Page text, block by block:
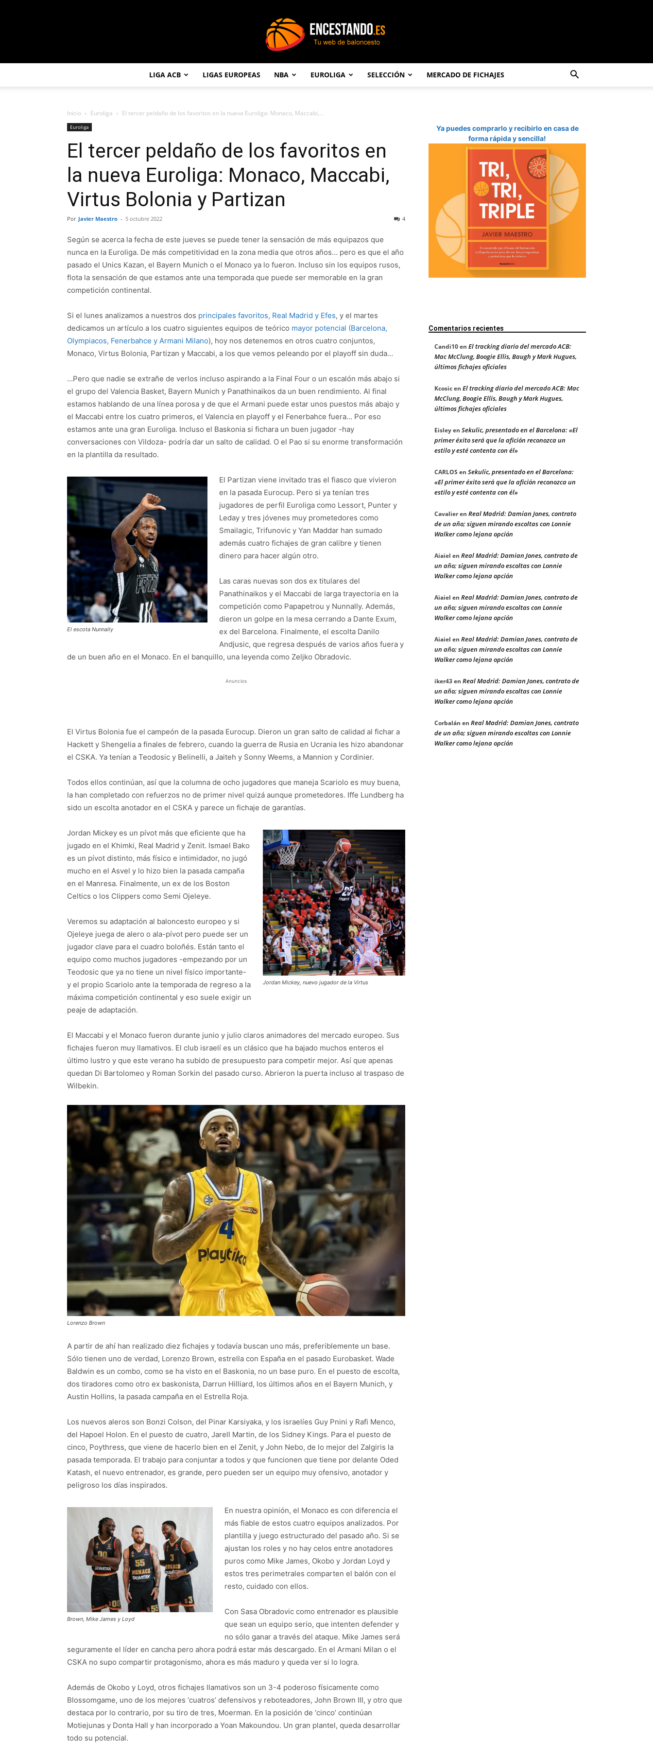
LIGA ACB LIGAS EUROPEAS NBA EUROLIGA SELECCIÓN MERCADO DE FICHAJES
Inicio Euroliga El tercer peldaño de los favoritos en la nueva Euroliga: Monaco, Maccabi,...
Euroliga
El tercer peldaño de los favoritos en
la nueva Euroliga: Monaco, Maccabi,
Virtus Bolonia y Partizan
Por Javier Maestro - 5 octubre 2022 4
Según se acerca la fecha de este jueves se puede tener la sensación de más equipazos que
nunca en la Euroliga. De más competitividad en la zona media que otros años… pero es que el año
pasado el Unics Kazan, el Bayern Munich o el Monaco ya lo fueron. Incluso sin los equipos rusos,
flota la sensación de que estamos ante una temporada que puede ser memorable en la gran
competición continental.
Si el lunes analizamos a nuestros dos principales favoritos, Real Madrid y Efes, y el martes
dedicamos un artículo a los cuatro siguientes equipos de teórico mayor potencial (Barcelona,
Olympiacos, Fenerbahce y Armani Milano), hoy nos detenemos en otros cuatro conjuntos,
Monaco, Virtus Bolonia, Partizan y Maccabi, a los que vemos peleando por el playoff sin duda…
…Pero que nadie se extrañe de verlos incluso aspirando a la Final Four o un escalón más abajo si
el grupo del Valencia Basket, Bayern Munich y Panathinaikos da un buen rendimiento. Al final
estamos hablando de una línea porosa y de que el Armani puede estar unos puestos más abajo y
el Maccabi entre los cuatro primeros, el Valencia en playoff y el Fenerbahce fuera… Por eso
estamos ante una gran Euroliga. Incluso el Baskonia si fichara un buen jugador -hay
conversaciones con Vildoza- podría dar un salto de calidad. O el Pao si su enorme transformación
en la plantilla da resultado.
El escota Nunnally
El Partizan viene invitado tras el fiasco que vivieron
en la pasada Eurocup. Pero si ya tenían tres
jugadores de perfil Euroliga como Lessort, Punter y
Leday y tres jóvenes muy prometedores como
Smailagic, Trifunovic y Yan Maddar han sumado
además cuatro fichajes de gran calibre y tienen
dinero para hacer algún otro.
Las caras nuevas son dos ex titulares del
Panathinaikos y el Maccabi de larga trayectoria en la
competición como Papapetrou y Nunnally. Además,
dieron un golpe en la mesa cerrando a Dante Exum,
ex del Barcelona. Finalmente, el escolta Danilo
Andjusic, que regresa después de varios años fuera y
de un buen año en el Monaco. En el banquillo, una leyenda como Zeljko Obradovic.
Anuncios
El Virtus Bolonia fue el campeón de la pasada Eurocup. Dieron un gran salto de calidad al fichar a
Hackett y Shengelia a finales de febrero, cuando la guerra de Rusia en Ucrania les hizo abandonar
el CSKA. Ya tenían a Teodosic y Belinelli, a Jaiteh y Sonny Weems, a Mannion y Cordinier.
Todos ellos continúan, así que la columna de ocho jugadores que maneja Scariolo es muy buena,
la han completado con refuerzos no de primer nivel quizá aunque prometedores. Iffe Lundberg ha
sido un escolta anotador en el CSKA y parece un fichaje de garantías.
Jordan Mickey, nuevo jugador de la Virtus
Jordan Mickey es un pívot más que eficiente que ha
jugado en el Khimki, Real Madrid y Zenit. Ismael Bako
es un pívot distinto, más físico e intimidador, no jugó
mucho en el Asvel y lo hizo bien la pasada campaña
en el Manresa. Finalmente, un ex de los Boston
Celtics o los Clippers como Semi Ojeleye.
Veremos su adaptación al baloncesto europeo y si
Ojeleye juega de alero o ala-pívot pero puede ser un
jugador clave para el cuadro boloñés. Están tanto el
equipo como muchos jugadores -empezando por un
Teodosic que ya no tiene un nivel físico importante-
y el propio Scariolo ante la temporada de regreso a la
máxima competición continental y eso suele exigir un
peaje de adaptación.
El Maccabi y el Monaco fueron durante junio y julio claros animadores del mercado europeo. Sus
fichajes fueron muy llamativos. El club israelí es un clásico que ha bajado muchos enteros el
último lustro y que este verano ha subido de presupuesto para competir mejor. Así que apenas
quedan Di Bartolomeo y Roman Sorkin del pasado curso. Abrieron la puerta incluso al traspaso de
Wilbekin.
Lorenzo Brown
A partir de ahí han realizado diez fichajes y todavía buscan uno más, preferiblemente un base.
Sólo tienen uno de verdad, Lorenzo Brown, estrella con España en el pasado Eurobasket. Wade
Baldwin es un combo, como se ha visto en el Baskonia, no un base puro. En el puesto de escolta,
dos tiradores como otro ex baskonista, Darrun Hilliard, los últimos años en el Bayern Munich, y
Austin Hollins, la pasada campaña en el Estrella Roja.
Los nuevos aleros son Bonzi Colson, del Pinar Karsiyaka, y los israelíes Guy Pnini y Rafi Menco,
del Hapoel Holon. En el puesto de cuatro, Jarell Martin, de los Sidney Kings. Para el puesto de
cinco, Poythress, que viene de hacerlo bien en el Zenit, y John Nebo, de lo mejor del Zalgiris la
pasada temporada. El trabajo para conjuntar a todos y que funcionen que tiene por delante Oded
Katash, el nuevo entrenador, es grande, pero pueden ser un equipo muy ofensivo, anotador y
peligroso los días inspirados.
Brown, Mike James y Loyd
En nuestra opinión, el Monaco es con diferencia el
más fiable de estos cuatro equipos analizados. Por
plantilla y juego estructurado del pasado año. Si se
ajustan los roles y no hay celos entre anotadores
puros como Mike James, Okobo y Jordan Loyd y
estos tres perimetrales comparten el balón con el
resto, cuidado con ellos.
Con Sasa Obradovic como entrenador es plausible
que sean un equipo serio, que intenten defender y
no sólo ganar a través del ataque. Mike James será
seguramente el líder en cancha pero ahora podrá estar más descargado. En el Armani Milan o el
CSKA no supo compartir protagonismo, ahora es más maduro y queda ver si lo logra.
Además de Okobo y Loyd, otros fichajes llamativos son un 3-4 poderoso físicamente como
Blossomgame, uno de los mejores ‘cuatros’ defensivos y reboteadores, John Brown III, y otro que
destaca por lo contrario, por su tiro de tres, Moerman. En la posición de ‘cinco’ continúan
Motiejunas y Donta Hall y han incorporado a Yoan Makoundou. Un gran plantel, queda desarrollar
todo su potencial.
Ya puedes comprarlo y recibirlo en casa de
forma rápida y sencilla!
Comentarios recientes
Candi10en El tracking diario del mercado ACB:
Mac McClung, Boogie Ellis, Baugh y Mark Hugues,
últimos fichajes oficiales
Kcosicen El tracking diario del mercado ACB: Mac
McClung, Boogie Ellis, Baugh y Mark Hugues,
últimos fichajes oficiales
Eisleyen Sekulic, presentado en el Barcelona: «El
primer éxito será que la afición reconozca un
estilo y esté contenta con él»
CARLOS en Sekulic, presentado en el Barcelona:
«El primer éxito será que la afición reconozca un
estilo y esté contenta con él»
Cavalieren Real Madrid: Damian Jones, contrato
de un año; siguen mirando escoltas con Lonnie
Walker como lejana opción
Aiaiel en Real Madrid: Damian Jones, contrato de
un año; siguen mirando escoltas con Lonnie
Walker como lejana opción
Aiaiel en Real Madrid: Damian Jones, contrato de
un año; siguen mirando escoltas con Lonnie
Walker como lejana opción
Aiaiel en Real Madrid: Damian Jones, contrato de
un año; siguen mirando escoltas con Lonnie
Walker como lejana opción
iker43en Real Madrid: Damian Jones, contrato de
un año; siguen mirando escoltas con Lonnie
Walker como lejana opción
Corbalán en Real Madrid: Damian Jones, contrato
de un año; siguen mirando escoltas con Lonnie
Walker como lejana opción